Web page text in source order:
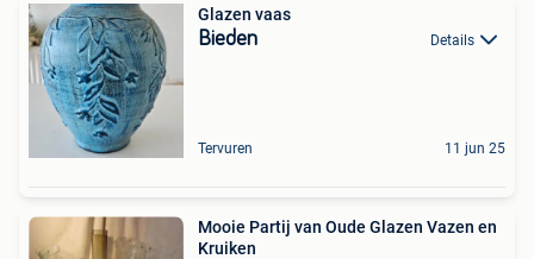
Glazen vaas
Bieden Details
Tervuren 11 jun 25
Mooie Partij van Oude Glazen Vazen en
Kruiken